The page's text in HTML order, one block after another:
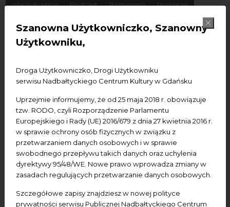
Szanowna Użytkowniczko, Szanowny
Użytkowniku,
Droga Użytkowniczko, Drogi Użytkowniku
serwisu Nadbałtyckiego Centrum Kultury w Gdańsku
Uprzejmie informujemy, że od 25 maja 2018 r. obowiązuje
tzw. RODO, czyli Rozporządzenie Parlamentu
Europejskiego i Rady (UE) 2016/679 z dnia 27 kwietnia 2016 r.
w sprawie ochrony osób fizycznych w związku z
przetwarzaniem danych osobowych i w sprawie
swobodnego przepływu takich danych oraz uchylenia
dyrektywy 95/48/WE. Nowe prawo wprowadza zmiany w
zasadach regulujących przetwarzanie danych osobowych.
Szczegółowe zapisy znajdziesz w nowej polityce
prywatności serwisu Publicznej Nadbałtyckiego Centrum
oświadczenie
Podcast Pomerania
Pomorze
wydarzenia płatne
wydarzenie dostępne
Data początkowa
Data końcowa
Termin:
-Wszystkie- Dzisiaj Jutro Pojutrze
Następny tydzień Następny miesiąc